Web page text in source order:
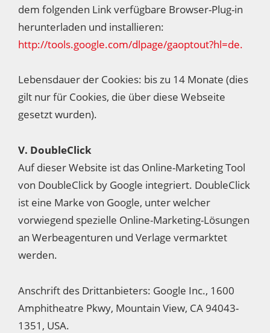
dem folgenden Link verfügbare Browser-Plug-in
herunterladen und installieren:
http://tools.google.com/dlpage/gaoptout?hl=de.
Lebensdauer der Cookies: bis zu 14 Monate (dies
gilt nur für Cookies, die über diese Webseite
gesetzt wurden).
V. DoubleClick
Auf dieser Website ist das Online-Marketing Tool
von DoubleClick by Google integriert. DoubleClick
ist eine Marke von Google, unter welcher
vorwiegend spezielle Online-Marketing-Lösungen
an Werbeagenturen und Verlage vermarktet
werden.
Anschrift des Drittanbieters: Google Inc., 1600
Amphitheatre Pkwy, Mountain View, CA 94043-
1351, USA.